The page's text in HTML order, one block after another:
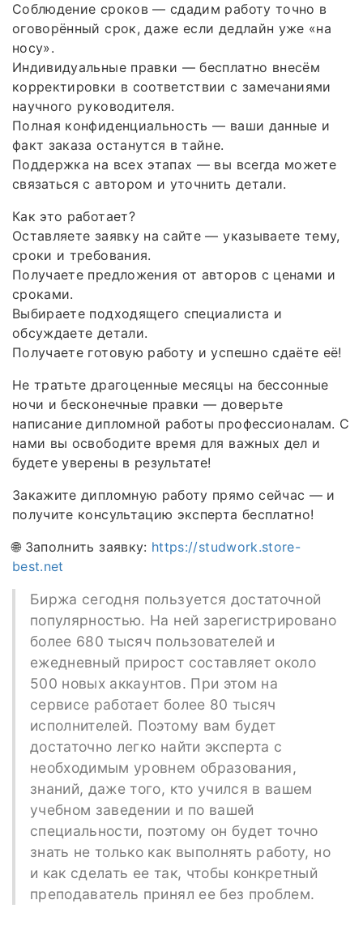
Соблюдение сроков — сдадим работу точно в
оговорённый срок, даже если дедлайн уже «на
носу».
Индивидуальные правки — бесплатно внесём
корректировки в соответствии с замечаниями
научного руководителя.
Полная конфиденциальность — ваши данные и
факт заказа останутся в тайне.
Поддержка на всех этапах — вы всегда можете
связаться с автором и уточнить детали.
Как это работает?
Оставляете заявку на сайте — указываете тему,
сроки и требования.
Получаете предложения от авторов с ценами и
сроками.
Выбираете подходящего специалиста и
обсуждаете детали.
Получаете готовую работу и успешно сдаёте её!
Не тратьте драгоценные месяцы на бессонные
ночи и бесконечные правки — доверьте
написание дипломной работы профессионалам. С
нами вы освободите время для важных дел и
будете уверены в результате!
Закажите дипломную работу прямо сейчас — и
получите консультацию эксперта бесплатно!
🌐 Заполнить заявку: https://studwork.store-
best.net
Биржа сегодня пользуется достаточной
популярностью. На ней зарегистрировано
более 680 тысяч пользователей и
ежедневный прирост составляет около
500 новых аккаунтов. При этом на
сервисе работает более 80 тысяч
исполнителей. Поэтому вам будет
достаточно легко найти эксперта с
необходимым уровнем образования,
знаний, даже того, кто учился в вашем
учебном заведении и по вашей
специальности, поэтому он будет точно
знать не только как выполнять работу, но
и как сделать ее так, чтобы конкретный
преподаватель принял ее без проблем.